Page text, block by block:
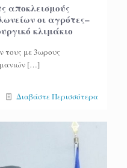
αποκλεισμούς
οι αγρότες–
κλιμάκιο
τους με 3ωρους
[…]
Διαβάστε Περισσότερα